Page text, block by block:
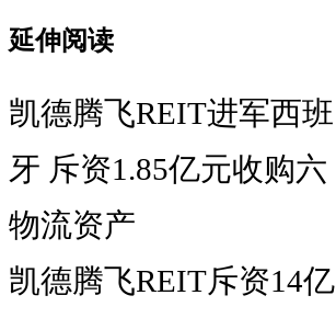
延伸阅读
凯德腾飞REIT进军西班
牙 斥资1.85亿元收购六
物流资产
凯德腾飞REIT斥资14亿